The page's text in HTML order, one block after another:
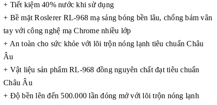
+ Tiết kiệm 40% nước khi sử dụng
+ Bề mặt Roslerer RL-968 mạ sáng bóng bền lâu, chống bám vân
tay với công nghệ mạ Chrome nhiều lớp
+ An toàn cho sức khỏe với lõi trộn nóng lạnh tiêu chuẩn Châu
Âu
+ Vật liệu sản phẩm RL-968 đồng nguyên chất đạt tiêu chuẩn
Châu Âu
+ Độ bền lên đến 500.000 lần đóng mở với lõi trộn nóng lạnh